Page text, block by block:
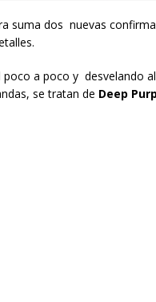
suma dos nuevas
a poco y desvelando
se tratan de Deep